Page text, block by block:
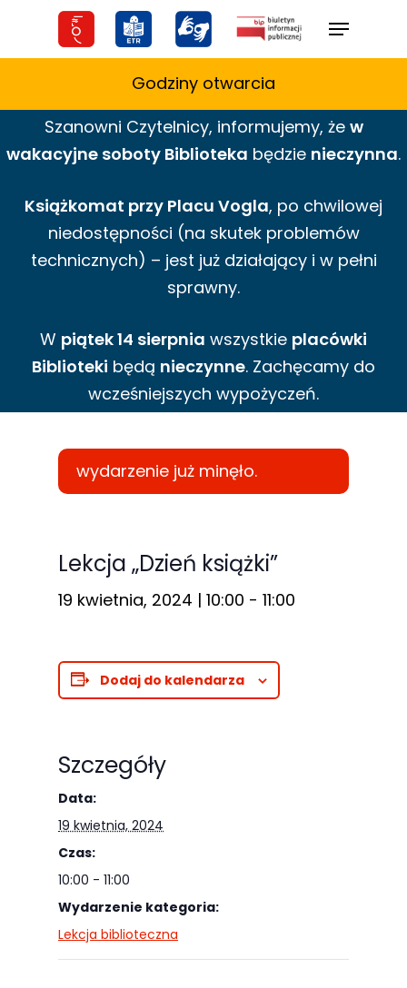
Menu
Godziny otwarcia
Szanowni Czytelnicy, informujemy, że w
wakacyjne soboty Biblioteka będzie nieczynna.
Książkomat przy Placu Vogla, po chwilowej
niedostępności (na skutek problemów
technicznych) – jest już działający i w pełni
sprawny.
W piątek 14 sierpnia wszystkie placówki
Biblioteki będą nieczynne. Zachęcamy do
wcześniejszych wypożyczeń.
wydarzenie już minęło.
Lekcja „Dzień książki”
19 kwietnia, 2024 | 10:00 - 11:00
Dodaj do kalendarza
Szczegóły
Data:
19 kwietnia, 2024
Czas:
10:00 - 11:00
Wydarzenie kategoria:
Lekcja biblioteczna
Te pliki cookie
nie są
opcjonalne. Są
funkcjonowania
strony
Statystyka
Abyśmy mogli
i strukturę
strony
internetowej,
na podstawie